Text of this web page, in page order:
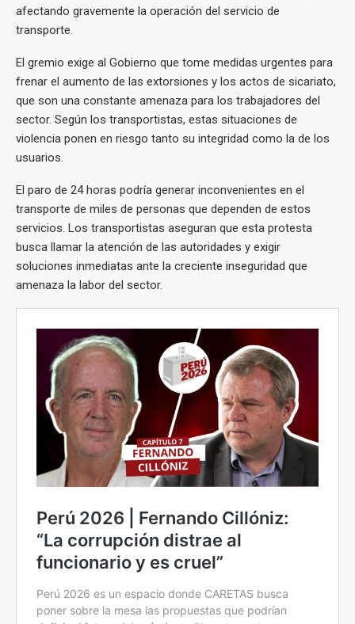
afectando gravemente la operación del servicio de
transporte.
El gremio exige al Gobierno que tome medidas urgentes para
frenar el aumento de las extorsiones y los actos de sicariato,
que son una constante amenaza para los trabajadores del
sector. Según los transportistas, estas situaciones de
violencia ponen en riesgo tanto su integridad como la de los
usuarios.
El paro de 24 horas podría generar inconvenientes en el
transporte de miles de personas que dependen de estos
servicios. Los transportistas aseguran que esta protesta
busca llamar la atención de las autoridades y exigir
soluciones inmediatas ante la creciente inseguridad que
amenaza la labor del sector.